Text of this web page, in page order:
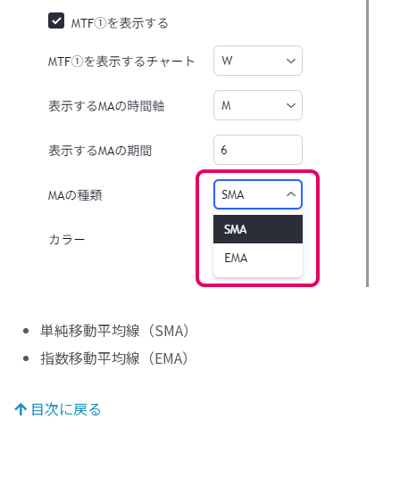
単純移動平均線（SMA）
指数移動平均線（EMA）
目次に戻る